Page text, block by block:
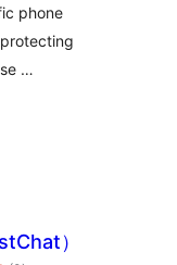
phone
…
）
totaal